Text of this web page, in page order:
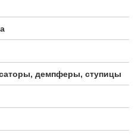
демпферы, ступицы